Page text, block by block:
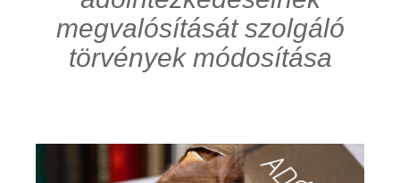
megvalósítását szolgáló
törvények módosítása